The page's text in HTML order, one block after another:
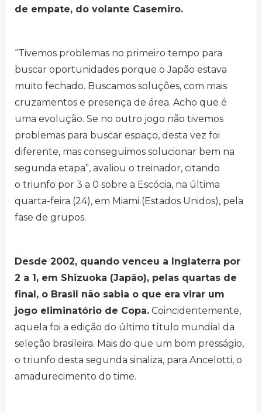
de empate, do volante Casemiro.
“Tivemos problemas no primeiro tempo para
buscar oportunidades porque o Japão estava
muito fechado. Buscamos soluções, com mais
cruzamentos e presença de área. Acho que é
uma evolução. Se no outro jogo não tivemos
problemas para buscar espaço, desta vez foi
diferente, mas conseguimos solucionar bem na
segunda etapa”, avaliou o treinador, citando
o triunfo por 3 a 0 sobre a Escócia, na última
quarta-feira (24), em Miami (Estados Unidos), pela
fase de grupos.
Desde 2002, quando venceu a Inglaterra por
2 a 1, em Shizuoka (Japão), pelas quartas de
final, o Brasil não sabia o que era virar um
jogo eliminatório de Copa. Coincidentemente,
aquela foi a edição do último título mundial da
seleção brasileira. Mais do que um bom presságio,
o triunfo desta segunda sinaliza, para Ancelotti, o
amadurecimento do time.